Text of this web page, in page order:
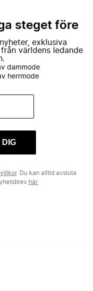
steget före
exklusiva
världens ledande
dammode
herrmode
DIG
villkor. Du kan alltid avsluta
här.